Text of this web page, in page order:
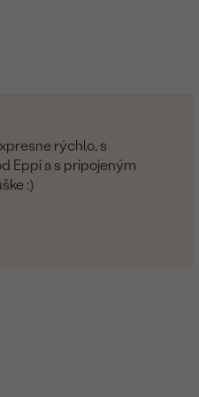
rýchlo, s
Eppi a s pripojeným
:)